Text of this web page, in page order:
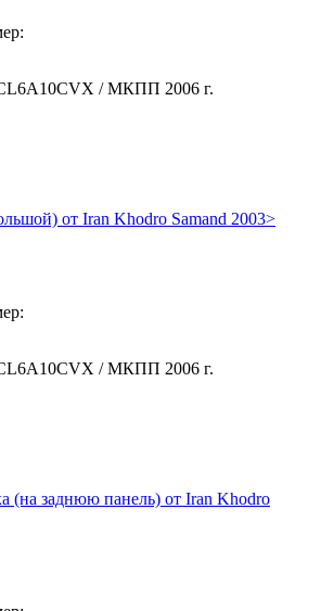
/ МКПП 2006 г.
от Iran Khodro Samand 2003>
/ МКПП 2006 г.
(на заднюю панель) от Iran Khodro